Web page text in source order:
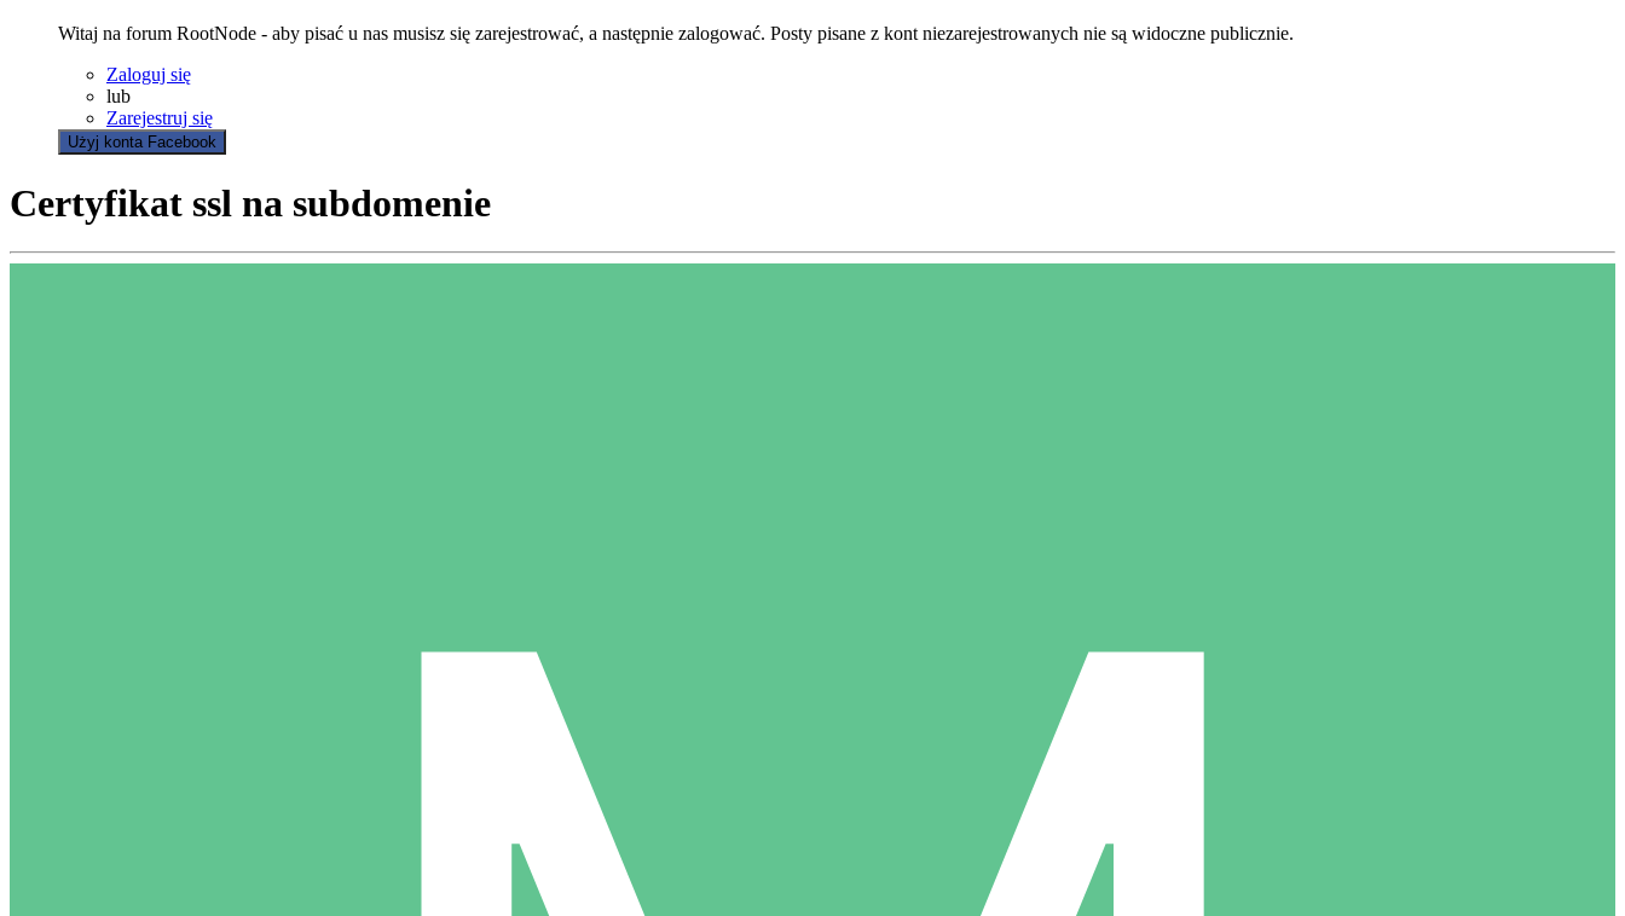
Witaj na forum RootNode - aby pisać u nas musisz się zarejestrować, a następnie zalogować. Posty pisane z kont niezarejestrowanych nie są widoczne publicznie.
Zaloguj się
lub
Zarejestruj się
Użyj konta Facebook
Certyfikat ssl na subdomenie